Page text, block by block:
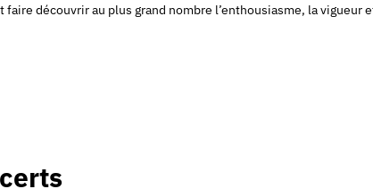
découvrir au plus grand nombre l’enthousiasme, la vigueur